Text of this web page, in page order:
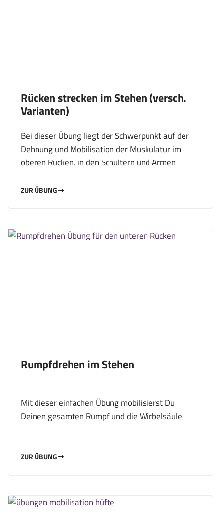
Rücken strecken im Stehen (versch.
Varianten)
Bei dieser Übung liegt der Schwerpunkt auf der
Dehnung und Mobilisation der Muskulatur im
oberen Rücken, in den Schultern und Armen
ZUR ÜBUNG
Rumpfdrehen im Stehen
Mit dieser einfachen Übung mobilisierst Du
Deinen gesamten Rumpf und die Wirbelsäule
ZUR ÜBUNG